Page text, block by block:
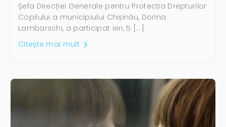
Șefa Direcției Generale pentru Protecția Drepturilor
Copilului a municipiului Chișinău, Dorina
Lambarschi, a participat ieri, 5 […]
Citește mai mult